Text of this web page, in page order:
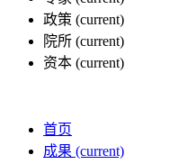
政策 (current)
院所 (current)
资本 (current)
首页
成果 (current)